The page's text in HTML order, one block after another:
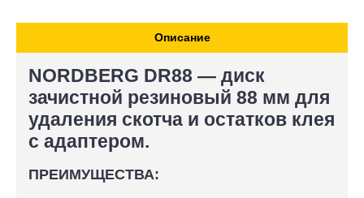
Описание
NORDBERG DR88 — диск
зачистной резиновый 88 мм для
удаления скотча и остатков клея
с адаптером.
ПРЕИМУЩЕСТВА: